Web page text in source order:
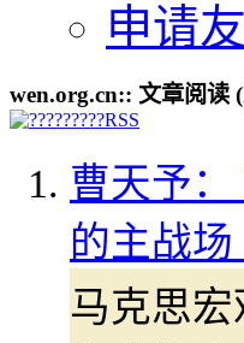
申请
wen.org.cn:: 文章阅读
曹天予
的主战场
马克思